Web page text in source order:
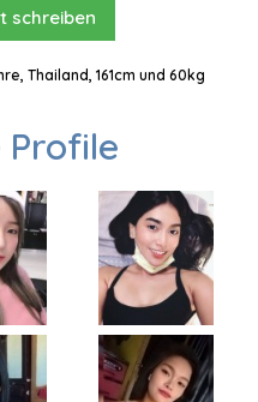
schreiben
Thailand, 161cm und 60kg
Profile